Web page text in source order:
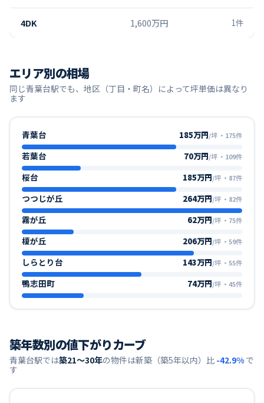
4DK 1,600万円 1件
エリア別の相場
同じ青葉台駅でも、地区（丁目・町名）によって坪単価は異なり
ます
青葉台 185万円/坪 ・ 175件
若葉台 70万円/坪 ・ 109件
桜台 185万円/坪 ・ 87件
つつじが丘 264万円/坪 ・ 82件
霧が丘 62万円/坪 ・ 75件
榎が丘 206万円/坪 ・ 59件
しらとり台 143万円/坪 ・ 55件
鴨志田町 74万円/坪 ・ 45件
築年数別の値下がりカーブ
青葉台駅では築21〜30年の物件は新築（築5年以内）比 -42.9% で
す